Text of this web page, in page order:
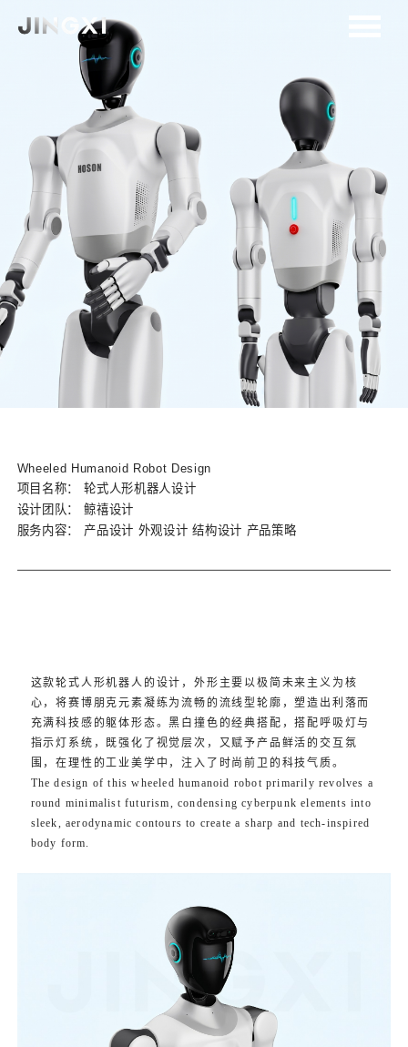
Wheeled Humanoid Robot Design
项目名称：
轮式人形机器人设计
设计团队：
鲸禧设计
服务内容：
产品设计 外观设计 结构设计 产品策略
这款轮式人形机器人的设计，外形主要以极简未来主义为核
心，将赛博朋克元素凝练为流畅的流线型轮廓，塑造出利落而
充满科技感的躯体形态。黑白撞色的经典搭配，搭配呼吸灯与
指示灯系统，既强化了视觉层次，又赋予产品鲜活的交互氛
围，在理性的工业美学中，注入了时尚前卫的科技气质。
The design of this wheeled humanoid robot primarily revolves a
round minimalist futurism, condensing cyberpunk elements into
sleek, aerodynamic contours to create a sharp and tech-inspired
body form.